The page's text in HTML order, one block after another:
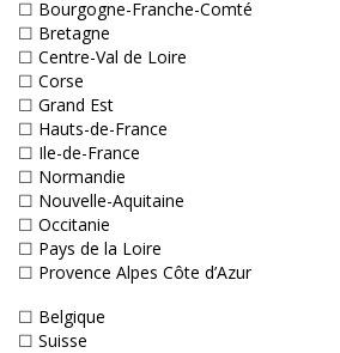
☐ Bourgogne-Franche-Comté
☐ Bretagne
☐ Centre-Val de Loire
☐ Corse
☐ Grand Est
☐ Hauts-de-France
☐ Ile-de-France
☐ Normandie
☐ Nouvelle-Aquitaine
☐ Occitanie
☐ Pays de la Loire
☐ Provence Alpes Côte d’Azur
☐ Belgique
☐ Suisse